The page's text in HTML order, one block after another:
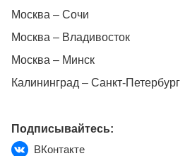
Москва – Сочи
Москва – Владивосток
Москва – Минск
Калининград – Санкт-Петербург
Подписывайтесь:
ВКонтакте